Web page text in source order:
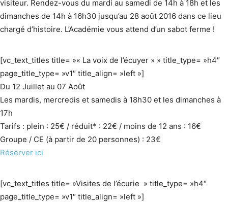
visiteur. Rendez-vous du mardi au samedi de 14h à 18h et les
dimanches de 14h à 16h30 jusqu’au 28 août 2016 dans ce lieu
chargé d’histoire. L’Académie vous attend d’un sabot ferme !
[vc_text_titles title= »« La voix de l’écuyer » » title_type= »h4″
page_title_type= »v1″ title_align= »left »]
Du 12 Juillet au 07 Août
Les mardis, mercredis et samedis à 18h30 et les dimanches à
17h
Tarifs : plein : 25€ / réduit* : 22€ / moins de 12 ans : 16€
Groupe / CE (à partir de 20 personnes) : 23€
Réserver ici
[vc_text_titles title= »Visites de l’écurie » title_type= »h4″
page_title_type= »v1″ title_align= »left »]